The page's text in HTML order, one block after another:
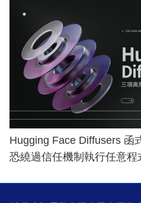
Hugging Face Diffusers 函
恐繞過信任機制執行任意程